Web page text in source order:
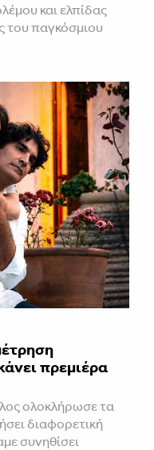
και ελπίδας
του παγκόσμιου
πρεμιέρα
ολοκλήρωσε τα
διαφορετική
συνηθίσει